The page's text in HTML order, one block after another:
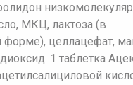
МКЦ, лактоза (в
форме), целлацефат,
диоксид. 1 таблетка